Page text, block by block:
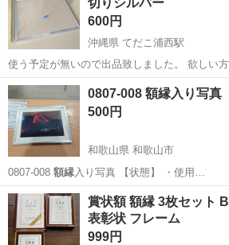
600円
沖縄県 てだこ浦西駅
使う予定が無いので出品致しました。 欲しい
たします。 自宅室内にて長期保管しています 受渡し場所はセブンイレ
ブン宜野湾長田1丁目店の駐車場でお願いいた
ます。
沖縄 宜野湾市 てだこ浦西駅 その他
0807-008 額縁入り写真
500円
和歌山県 和歌山市
0807-008 額縁 入り写真 【状態】 ・使用…
和歌山 和歌山市 インテリア雑貨/小物
賞状額 額縁 3枚セット
表彰状 フレーム
999円